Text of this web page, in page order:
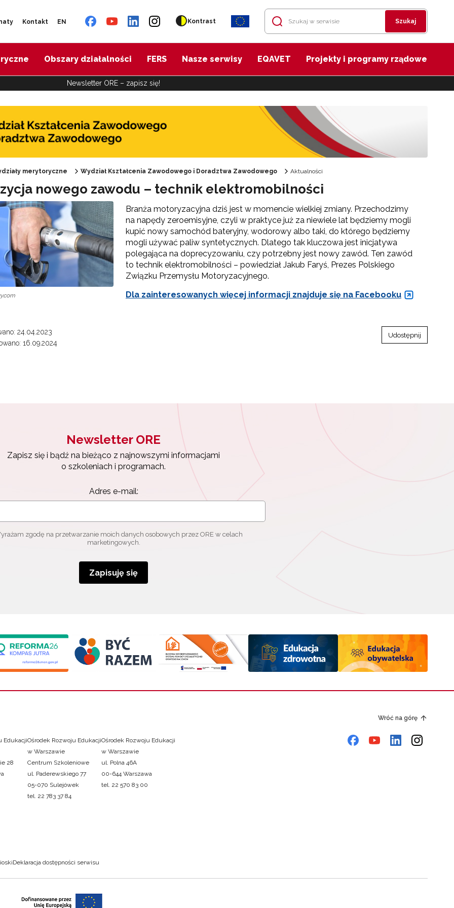
Kontakt EN Kontrast Szukaj
Obszary działalności FERS Nasze serwisy EQAVET Projekty i programy rządowe
Newsletter ORE – zapisz się!
doskonalenia"
branżowe"
merytoryczne Wydział Kształcenia Zawodowego i Doradztwa Zawodowego Aktualności
nowego zawodu – technik elektromobilności
Branża motoryzacyjna dziś jest w momencie wielkiej zmiany. Przechodzimy
na napędy zeroemisyjne, czyli w praktyce już za niewiele lat będziemy mogli
kupić nowy samochód bateryjny, wodorowy albo taki, do którego będziemy
mogli używać paliw syntetycznych. Dlatego tak kluczowa jest inicjatywa
polegająca na doprecyzowaniu, czy potrzebny jest nowy zawód. Ten zawód
to technik elektromobilności – powiedział Jakub Faryś, Prezes Polskiego
Związku Przemysłu Motoryzacyjnego.
Dla zainteresowanych więcej informacji znajduje się na Facebooku
24.04.2023
16.09.2024
Udostępnij
Newsletter ORE
Zapisz się i bądź na bieżąco z najnowszymi informacjami
o szkoleniach i programach.
Adres e-mail:
zgodę na przetwarzanie moich danych osobowych przez ORE w celach
marketingowych.
Zapisuję się
Wróć na górę
Edukacji
28
Ośrodek Rozwoju Edukacji
w Warszawie
Centrum Szkoleniowe
ul. Paderewskiego 77
05-070 Sulejówek
tel. 22 783 37 84
Ośrodek Rozwoju Edukacji
w Warszawie
ul. Polna 46A
00-644 Warszawa
tel. 22 570 83 00
Deklaracja dostępności serwisu